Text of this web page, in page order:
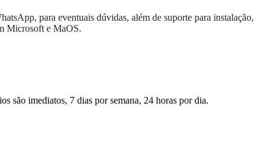
para eventuais dúvidas, além de suporte para
Microsoft e MaOS.
são imediatos, 7 dias por semana, 24 horas por dia.